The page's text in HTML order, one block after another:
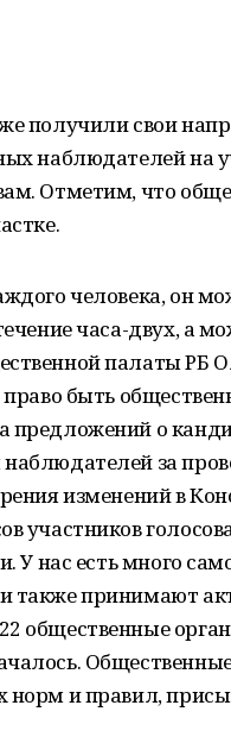
получили свои
наблюдателей на
Отметим, что
человека, он
часа-двух, а
палаты РБ
право быть
о
за
изменений в
участников
У нас есть много
также принимают
общественные
норм и правил,